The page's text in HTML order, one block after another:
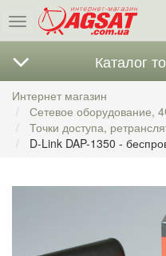
Меню
Каталог
Интернет магазин
Сетевое оборудование,
Точки доступа,
D-Link DAP-1350 -